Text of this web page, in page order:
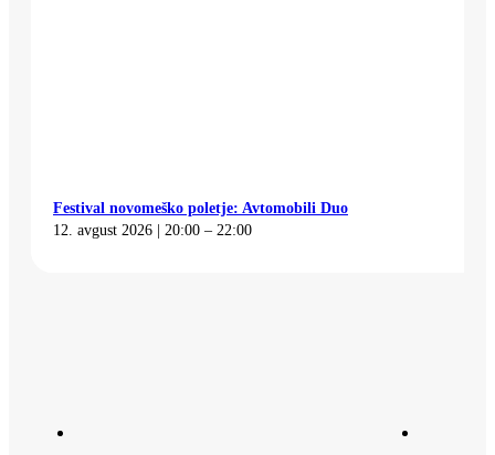
Festival novomeško poletje: Avtomobili Duo
12. avgust 2026 | 20:00 – 22:00